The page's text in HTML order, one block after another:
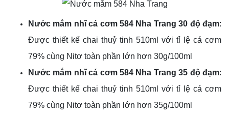
Nước mắm nhĩ cá cơm 584 Nha Trang 30 độ đạm:
Được thiết kế chai thuỷ tinh 510ml với tỉ lệ cá cơm
79% cùng Nitơ toàn phần lớn hơn 30g/100ml
Nước mắm nhĩ cá cơm 584 Nha Trang 35 độ đạm:
Được thiết kế chai thuỷ tinh 510ml với tỉ lệ cá cơm
79% cùng Nitơ toàn phần lớn hơn 35g/100ml